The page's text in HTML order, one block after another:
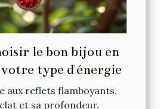
le bon bijou en
type d'énergie
aux reflets flamboyants,
et sa profondeur.